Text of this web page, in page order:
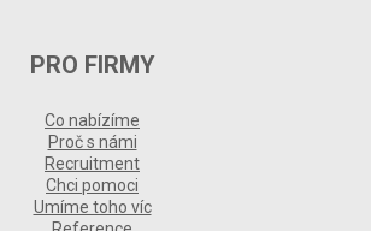
PRO FIRMY
Co nabízíme
Proč s námi
Recruitment
Chci pomoci
Umíme toho víc